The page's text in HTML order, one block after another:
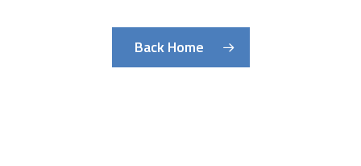
Back Home